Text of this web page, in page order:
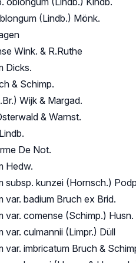
(Lindb.) Mönk.
Wink. & R.Ruthe
Dicks.
& Schimp.
Wijk & Margad.
& Warnst.
De Not.
Hedw.
subsp. kunzei (Hornsch.)
var. badium Bruch ex Brid.
var. comense (Schimp.) Husn.
var. culmannii (Limpr.) Düll
var. imbricatum Bruch &